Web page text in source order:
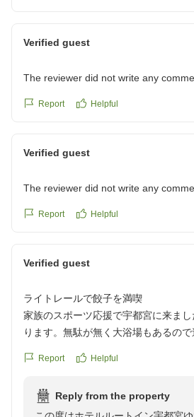
Verified guest
The reviewer did not write any
Report Helpful
Verified guest
The reviewer did not write any
Report Helpful
Verified guest
ライトレールで餃子を満喫
家族のスポーツ応援で宇都宮に来ま
ります。無駄が無く大浴場もあるので
面電車(ライトレール)で宇都宮駅に向
スメ!
Report Helpful
Reply from the property